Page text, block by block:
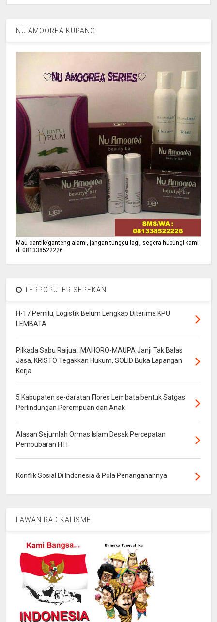
NU AMOOREA KUPANG
Mau cantik/ganteng alami, jangan tunggu lagi, segera hubungi kami
di 081338522226
TERPOPULER SEPEKAN
H-17 Pemilu, Logistik Belum Lengkap Diterima KPU
LEMBATA
Pilkada Sabu Raijua : MAHORO-MAUPA Janji Tak Balas
Jasa, KRISTO Tegakkan Hukum, SOLID Buka Lapangan
Kerja
5 Kabupaten se-daratan Flores Lembata bentuk Satgas
Perlindungan Perempuan dan Anak
Alasan Sejumlah Ormas Islam Desak Percepatan
Pembubaran HTI
Konflik Sosial Di Indonesia & Pola Penanganannya
LAWAN RADIKALISME